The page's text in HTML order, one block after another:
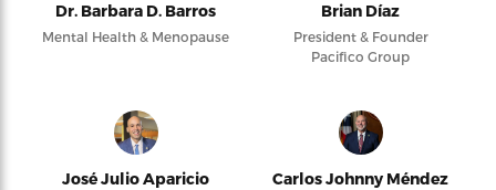
Dr. Barbara D. Barros
Mental Health & Menopause
Brian Díaz
President & Founder
Pacifico Group
José Julio Aparicio
Carlos Johnny Méndez